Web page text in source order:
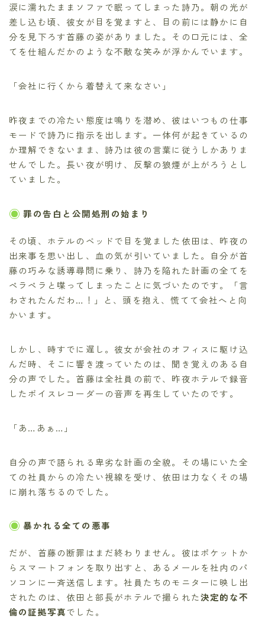
涙に濡れたままソファで眠ってしまった詩乃。朝の光が
差し込む頃、彼女が目を覚ますと、目の前には静かに自
分を見下ろす首藤の姿がありました。その口元には、全
てを仕組んだかのような不敵な笑みが浮かんでいます。
「会社に行くから着替えて来なさい」
昨夜までの冷たい態度は鳴りを潜め、彼はいつもの仕事
モードで詩乃に指示を出します。一体何が起きているの
か理解できないまま、詩乃は彼の言葉に従うしかありま
せんでした。長い夜が明け、反撃の狼煙が上がろうとし
ていました。
罪の告白と公開処刑の始まり
その頃、ホテルのベッドで目を覚ました依田は、昨夜の
出来事を思い出し、血の気が引いていました。自分が首
藤の巧みな誘導尋問に乗り、詩乃を陥れた計画の全てを
ペラペラと喋ってしまったことに気づいたのです。「言
わされたんだわ…！」と、頭を抱え、慌てて会社へと向
かいます。
しかし、時すでに遅し。彼女が会社のオフィスに駆け込
んだ時、そこに響き渡っていたのは、聞き覚えのある自
分の声でした。首藤は全社員の前で、昨夜ホテルで録音
したボイスレコーダーの音声を再生していたのです。
「あ…あぁ…」
自分の声で語られる卑劣な計画の全貌。その場にいた全
ての社員からの冷たい視線を受け、依田は力なくその場
に崩れ落ちるのでした。
暴かれる全ての悪事
だが、首藤の断罪はまだ終わりません。彼はポケットか
らスマートフォンを取り出すと、あるメールを社内のパ
ソコンに一斉送信します。社員たちのモニターに映し出
されたのは、依田と部長がホテルで撮られた決定的な不
倫の証拠写真でした。